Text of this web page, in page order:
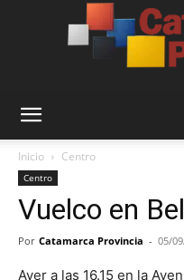
Inicio Centro
Centro
Vuelco en
Por Catamarca Provincia - 05/
Ayer a las 16.15 en la